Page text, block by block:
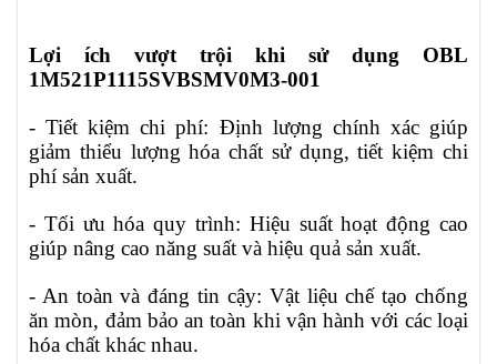
Lợi ích vượt trội khi sử dụng OBL
1M521P1115SVBSMV0M3-001
- Tiết kiệm chi phí: Định lượng chính xác giúp
giảm thiểu lượng hóa chất sử dụng, tiết kiệm chi
phí sản xuất.
- Tối ưu hóa quy trình: Hiệu suất hoạt động cao
giúp nâng cao năng suất và hiệu quả sản xuất.
- An toàn và đáng tin cậy: Vật liệu chế tạo chống
ăn mòn, đảm bảo an toàn khi vận hành với các loại
hóa chất khác nhau.